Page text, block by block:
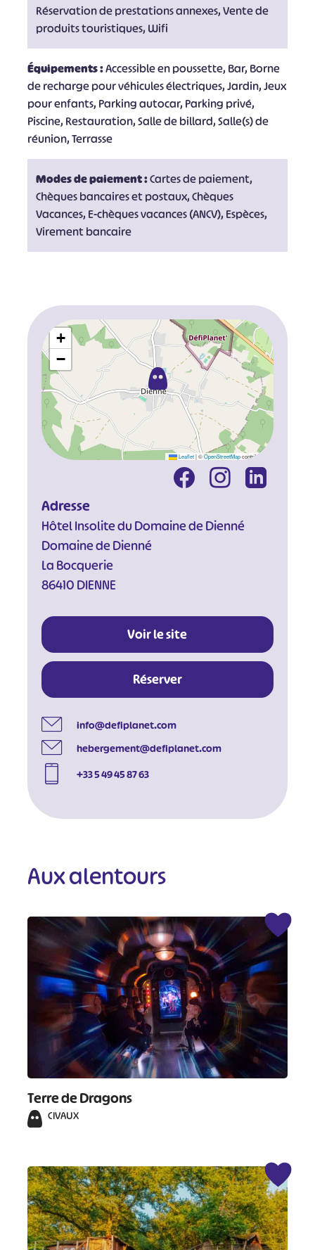
Réservation de prestations annexes, Vente de
produits touristiques, Wifi
Équipements :Accessible en poussette, Bar, Borne
de recharge pour véhicules électriques, Jardin, Jeux
pour enfants, Parking autocar, Parking privé,
Piscine, Restauration, Salle de billard, Salle(s) de
réunion, Terrasse
Modes de paiement :Cartes de paiement,
Chèques bancaires et postaux, Chèques
Vacances, E-chèques vacances (ANCV), Espèces,
Virement bancaire
+
−
Leaflet |©OpenStreetMapcontributors
Adresse
Hôtel Insolite du Domaine de Dienné
Domaine de Dienné
La Bocquerie
86410 DIENNE
Voir le site
Réserver
info@defiplanet.com
hebergement@defiplanet.com
+33 5 49 45 87 63
Aux alentours
Terre de Dragons
CIVAUX
#
#
#